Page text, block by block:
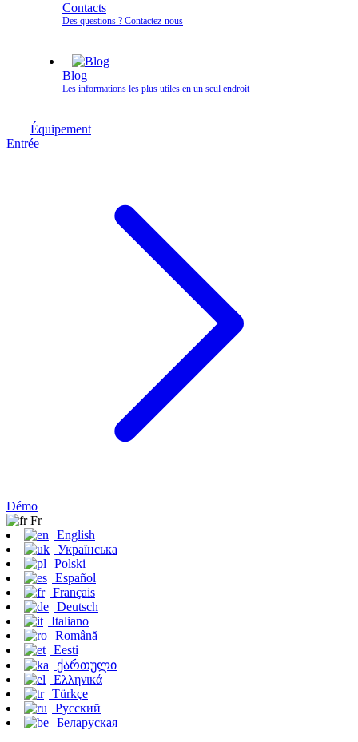
Contacts
Des questions ? Contactez‑nous
Blog
Les informations les plus utiles en un seul endroit
Équipement
Entrée
Démo
Fr
English
Українська
Polski
Español
Français
Deutsch
Italiano
Română
Eesti
ქართული
Ελληνικά
Türkçe
Русский
Беларуская